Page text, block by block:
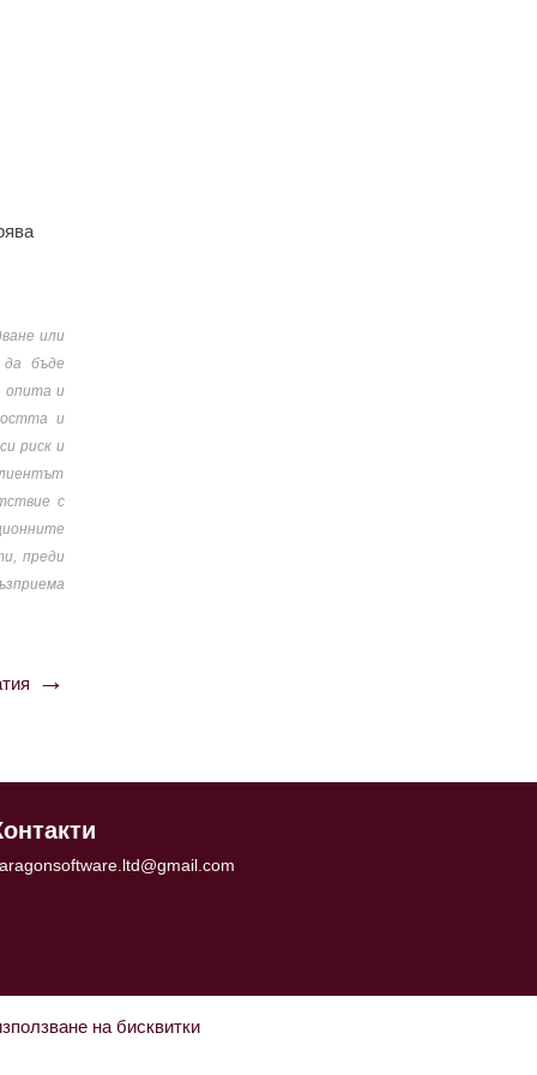
или
да бъде
опита и
и
риск и
с
преди
на бисквитки